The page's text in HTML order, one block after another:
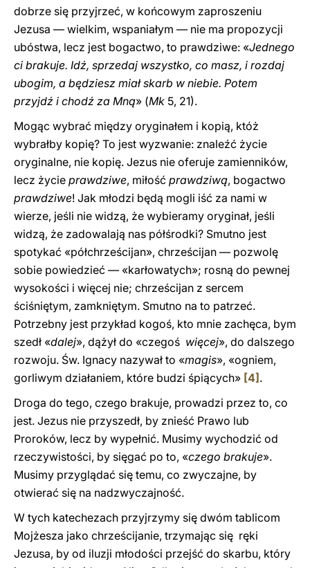
dobrze się przyjrzeć, w końcowym zaproszeniu
Jezusa — wielkim, wspaniałym — nie ma propozycji
ubóstwa, lecz jest bogactwo, to prawdziwe: «Jednego
ci brakuje. Idź, sprzedaj wszystko, co masz, i rozdaj
ubogim, a będziesz miał skarb w niebie. Potem
przyjdź i chodź za Mną» (Mk 5, 21).
Mogąc wybrać między oryginałem i kopią, któż
wybrałby kopię? To jest wyzwanie: znaleźć życie
oryginalne, nie kopię. Jezus nie oferuje zamienników,
lecz życie prawdziwe, miłość prawdziwą, bogactwo
prawdziwe! Jak młodzi będą mogli iść za nami w
wierze, jeśli nie widzą, że wybieramy oryginał, jeśli
widzą, że zadowalają nas półśrodki? Smutno jest
spotykać «półchrześcijan», chrześcijan — pozwolę
sobie powiedzieć — «karłowatych»; rosną do pewnej
wysokości i więcej nie; chrześcijan z sercem
ściśniętym, zamkniętym. Smutno na to patrzeć.
Potrzebny jest przykład kogoś, kto mnie zachęca, bym
szedł «dalej», dążył do «czegoś więcej», do dalszego
rozwoju. Św. Ignacy nazywał to «magis», «ogniem,
gorliwym działaniem, które budzi śpiących» [4] .
Droga do tego, czego brakuje, prowadzi przez to, co
jest. Jezus nie przyszedł, by znieść Prawo lub
Proroków, lecz by wypełnić. Musimy wychodzić od
rzeczywistości, by sięgać po to, «czego brakuje».
Musimy przyglądać się temu, co zwyczajne, by
otwierać się na nadzwyczajność.
W tych katechezach przyjrzymy się dwóm tablicom
Mojżesza jako chrześcijanie, trzymając się ręki
Jezusa, by od iluzji młodości przejść do skarbu, który